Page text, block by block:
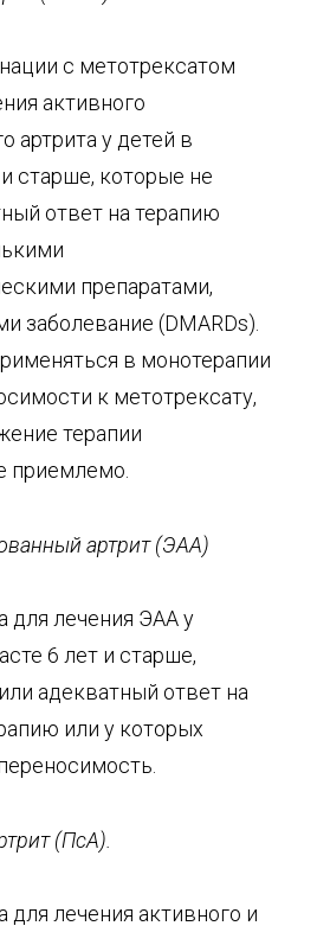
с метотрексатом
активного
артрита у детей в
старше, которые не
ответ на терапию
препаратами,
(DMARDs).
в монотерапии
к метотрексату,
терапии
приемлемо.
артрит (ЭАА)
для лечения ЭАА у
6 лет и старше,
адекватный ответ на
или у которых
(ПсА).
лечения активного и